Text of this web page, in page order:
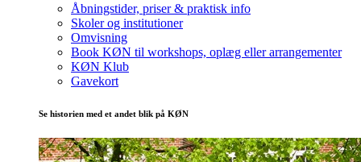
Åbningstider, priser & praktisk info
Skoler og institutioner
Omvisning
Book KØN til workshops, oplæg eller arrangementer
KØN Klub
Gavekort
Se historien med et andet blik på KØN